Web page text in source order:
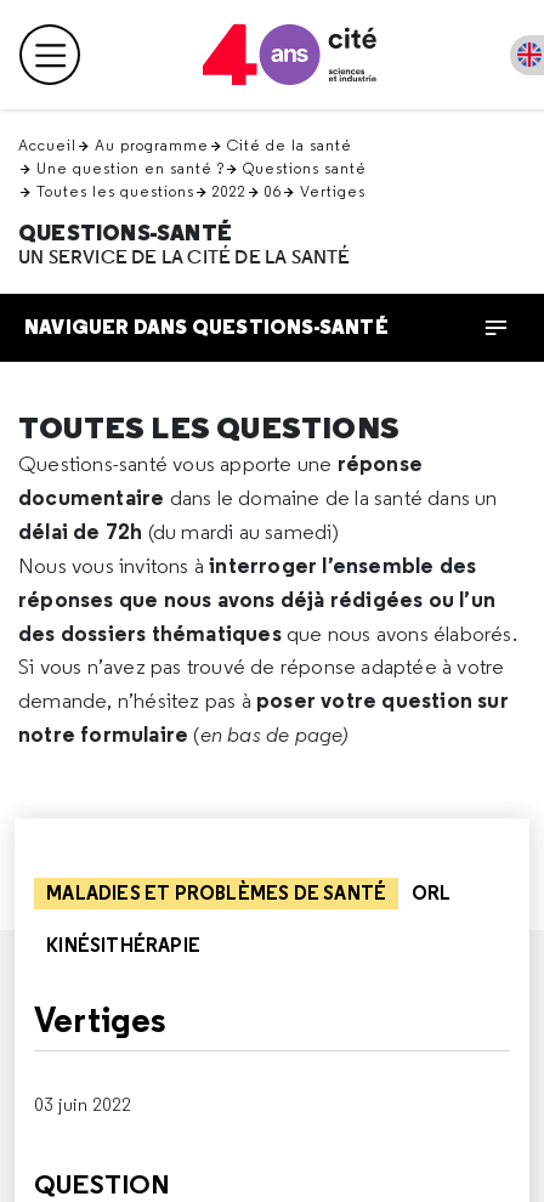
en
haut Menu principal
Accueil Au programme
Cité de la santé
Une question en santé ?
Questions santé
Toutes les questions
2022 06 Vertiges
QUESTIONS-SANTÉ
UN SERVICE DE LA CITÉ DE LA SANTÉ
NAVIGUER DANS QUESTIONS-SANTÉ
TOUTES LES QUESTIONS
Questions-santé vous apporte une réponse
documentaire dans le domaine de la santé dans un
délai de 72h (du mardi au samedi)
Nous vous invitons àinterroger l’ensemble des
réponses que nous avons déjà rédigées ou l’un
des dossiers thématiques que nous avons élaborés.
Si vous n’avez pas trouvé de réponse adaptée à votre
demande, n’hésitez pas à poser votre question sur
notre formulaire (en bas de page)
MALADIES ET PROBLÈMES DE SANTÉ ORL
KINÉSITHÉRAPIE
Vertiges
03 juin 2022
QUESTION